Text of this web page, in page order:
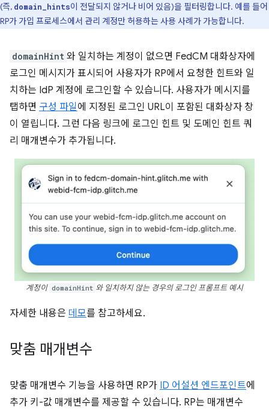
(즉, domain_hints이 전달되지 않거나 비어 있음)을 필터링합니다. 예를 들어
RP가 가입 프로세스에서 관리 계정만 허용하는 사용 사례가 가능합니다.
domainHint 와 일치하는 계정이 없으면 FedCM 대화상자에
로그인 메시지가 표시되어 사용자가 RP에서 요청한 힌트와 일
치하는 IdP 계정에 로그인할 수 있습니다. 사용자가 메시지를
탭하면 구성 파일에 지정된 로그인 URL이 포함된 대화상자 창
이 열립니다. 그런 다음 링크에 로그인 힌트 및 도메인 힌트 쿼
리 매개변수가 추가됩니다.
계정이 domainHint 와 일치하지 않는 경우의 로그인 프롬프트 예시
자세한 내용은 데모를 참고하세요.
맞춤 매개변수
맞춤 매개변수 기능을 사용하면 RP가 ID 어설션 엔드포인트에
추가 키-값 매개변수를 제공할 수 있습니다. RP는 매개변수